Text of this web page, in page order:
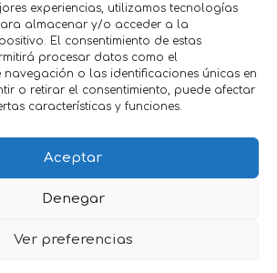
experiencias, utilizamos tecnologías
almacenar y/o acceder a la
El consentimiento de estas
procesar datos como el
o las identificaciones únicas en
o retirar el consentimiento, puede afectar
características y funciones.
Aceptar
Denegar
Ver preferencias
mejor valorado 2025
por: Trustindex
we
Marketing